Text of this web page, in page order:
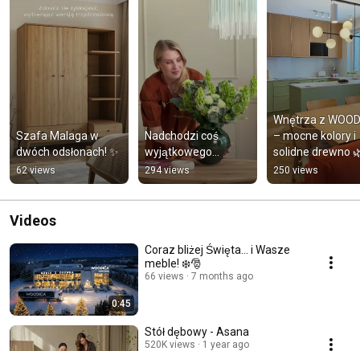
Szafa Malaga w
dwóch odsłonach! ✨
62 views
Nadchodzi coś
wyjątkowego...
294 views
Wnętrza z
– mocne kolory i
solidne drewno
250 views
Videos
0:45
Coraz bliżej Święta... i Wasze
meble! ❄️🎅
66 views 7 months ago
Stół dębowy - Asana
520K views 1 year ago